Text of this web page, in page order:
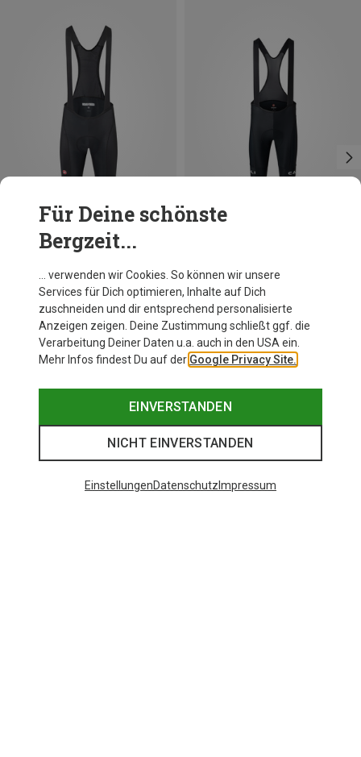
Du sparst 17%
Für Deine schönste
Bergzeit...
… verwenden wir Cookies. So können wir unsere
Services für Dich optimieren, Inhalte auf Dich
zuschneiden und dir entsprechend personalisierte
Anzeigen zeigen. Deine Zustimmung schließt ggf. die
Verarbeitung Deiner Daten u.a. auch in den USA ein.
Mehr Infos findest Du auf der Google Privacy Site.
EINVERSTANDEN
NICHT EINVERSTANDEN
EinstellungenDatenschutz Impressum